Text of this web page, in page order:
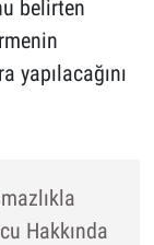
belirten
yapılacağını
Hakkında